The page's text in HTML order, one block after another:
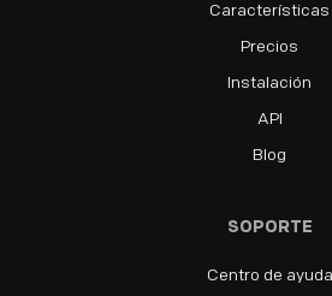
Características
Precios
Instalación
API
Blog
SOPORTE
Centro de ayuda